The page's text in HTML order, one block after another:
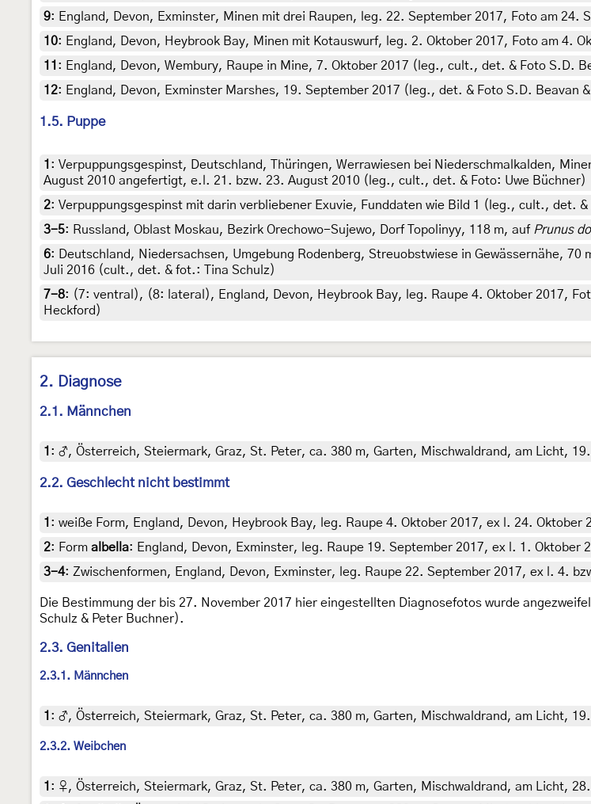
9: England, Devon, Exminster, Minen mit drei Raupen, leg. 22. September 2017, Foto am
10: England, Devon, Heybrook Bay, Minen mit Kotauswurf, leg. 2. Oktober 2017, Foto am 4.
11 : England, Devon, Wembury, Raupe in Mine, 7. Oktober 2017 (leg., cult., det. & Foto S.D.
12: England, Devon, Exminster Marshes, 19. September 2017 (leg., det. & Foto S.D. Beavan
1.5. Puppe
1 : Verpuppungsgespinst, Deutschland, Thüringen, Werrawiesen bei Niederschmalkalden,
August 2010 angefertigt, e.l. 21. bzw. 23. August 2010 (leg., cult., det. & Foto: Uwe Büchner)
2: Verpuppungsgespinst mit darin verbliebener Exuvie, Funddaten wie Bild 1 (leg., cult., det. &
3-5: Russland, Oblast Moskau, Bezirk Orechowo-Sujewo, Dorf Topolinyy, 118 m, auf Prunus
6: Deutschland, Niedersachsen, Umgebung Rodenberg, Streuobstwiese in Gewässernähe, 70
Juli 2016 (cult., det. & fot.: Tina Schulz)
7-8: (7: ventral ), (8: lateral ), England, Devon, Heybrook Bay, leg. Raupe 4. Oktober 2017,
Heckford)
2. Diagnose
2.1. Männchen
1 : ♂, Österreich, Steiermark, Graz, St. Peter, ca. 380 m, Garten, Mischwaldrand, am Licht,
2.2. Geschlecht nicht bestimmt
1 : weiße Form, England, Devon, Heybrook Bay, leg. Raupe 4. Oktober 2017, ex l. 24.
2: Form albella: England, Devon, Exminster, leg. Raupe 19. September 2017, ex l. 1.
3-4: Zwischenformen, England, Devon, Exminster, leg. Raupe 22. September 2017, ex l. 4.
Die Bestimmung der bis 27. November 2017 hier eingestellten Diagnosefotos wurde
Schulz & Peter Buchner).
2.3. Genitalien
2.3.1. Männchen
1 : ♂, Österreich, Steiermark, Graz, St. Peter, ca. 380 m, Garten, Mischwaldrand, am Licht,
2.3.2. Weibchen
1 : ♀, Österreich, Steiermark, Graz, St. Peter, ca. 380 m, Garten, Mischwaldrand, am Licht,